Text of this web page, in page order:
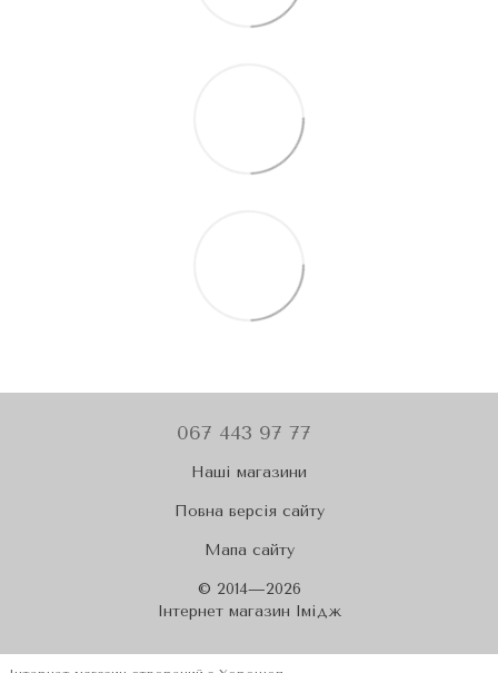
067 443 97 77
Наші магазини
Повна версія сайту
Мапа сайту
© 2014—2026
Iнтернет магазин Імідж